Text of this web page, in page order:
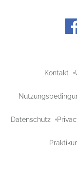
Kontakt
Datenschutz